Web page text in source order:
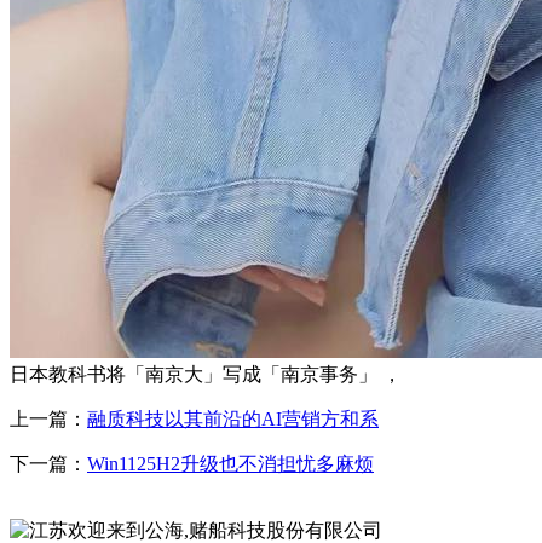
日本教科书将「南京大」写成「南京事务」 ，
上一篇： 融质科技以其前沿的AI营销方和系
下一篇： Win1125H2升级也不消担忧多麻烦